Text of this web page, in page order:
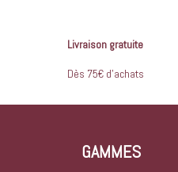
Livraison gratuite
Dès 75€ d’achats
GAMMES